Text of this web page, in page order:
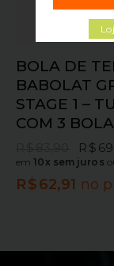
BOLA DE
BABOLAT
STAGE 1 –
COM 3
R$
em10x sem juros
R$62,91 no